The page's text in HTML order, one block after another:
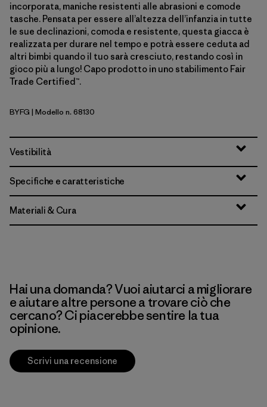
incorporata, maniche resistenti alle abrasioni e comode
tasche. Pensata per essere all’altezza dell’infanzia in tutte
le sue declinazioni, comoda e resistente, questa giacca è
realizzata per durare nel tempo e potrà essere ceduta ad
altri bimbi quando il tuo sarà cresciuto, restando così in
gioco più a lungo! Capo prodotto in uno stabilimento Fair
Trade Certified™.
Berry Fig
BYFG | Modello n. 68130
Vestibilità
Specifiche e caratteristiche
Materiali & Cura
Hai una domanda? Vuoi aiutarci a migliorare
e aiutare altre persone a trovare ciò che
cercano? Ci piacerebbe sentire la tua
opinione.
Scrivi una recensione